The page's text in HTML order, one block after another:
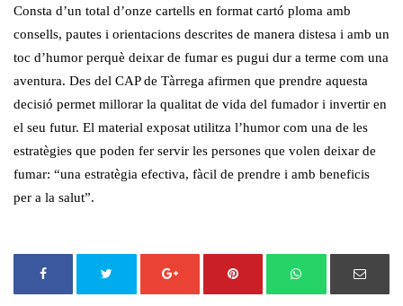
Consta d’un total d’onze cartells en format cartó ploma amb
consells, pautes i orientacions descrites de manera distesa i amb un
toc d’humor perquè deixar de fumar es pugui dur a terme com una
aventura. Des del CAP de Tàrrega afirmen que prendre aquesta
decisió permet millorar la qualitat de vida del fumador i invertir en
el seu futur. El material exposat utilitza l’humor com una de les
estratègies que poden fer servir les persones que volen deixar de
fumar: “una estratègia efectiva, fàcil de prendre i amb beneficis
per a la salut”.